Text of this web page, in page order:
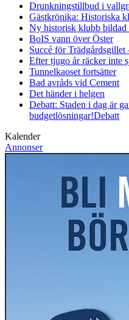
Drunkningstillbud i
Gästkrönika: Historiska
Ny historisk klubb bildad
BoIS vann över Öster
Succé för Trädgårdsgillet
Efter tjugo år räcker inte
Tunnelkaoset fortsätter
Bad avråds vid Cement
Det händer i helgen
Debatt: Staden i dag är
budgetlösningar!Debatt
Kalender
Annonser